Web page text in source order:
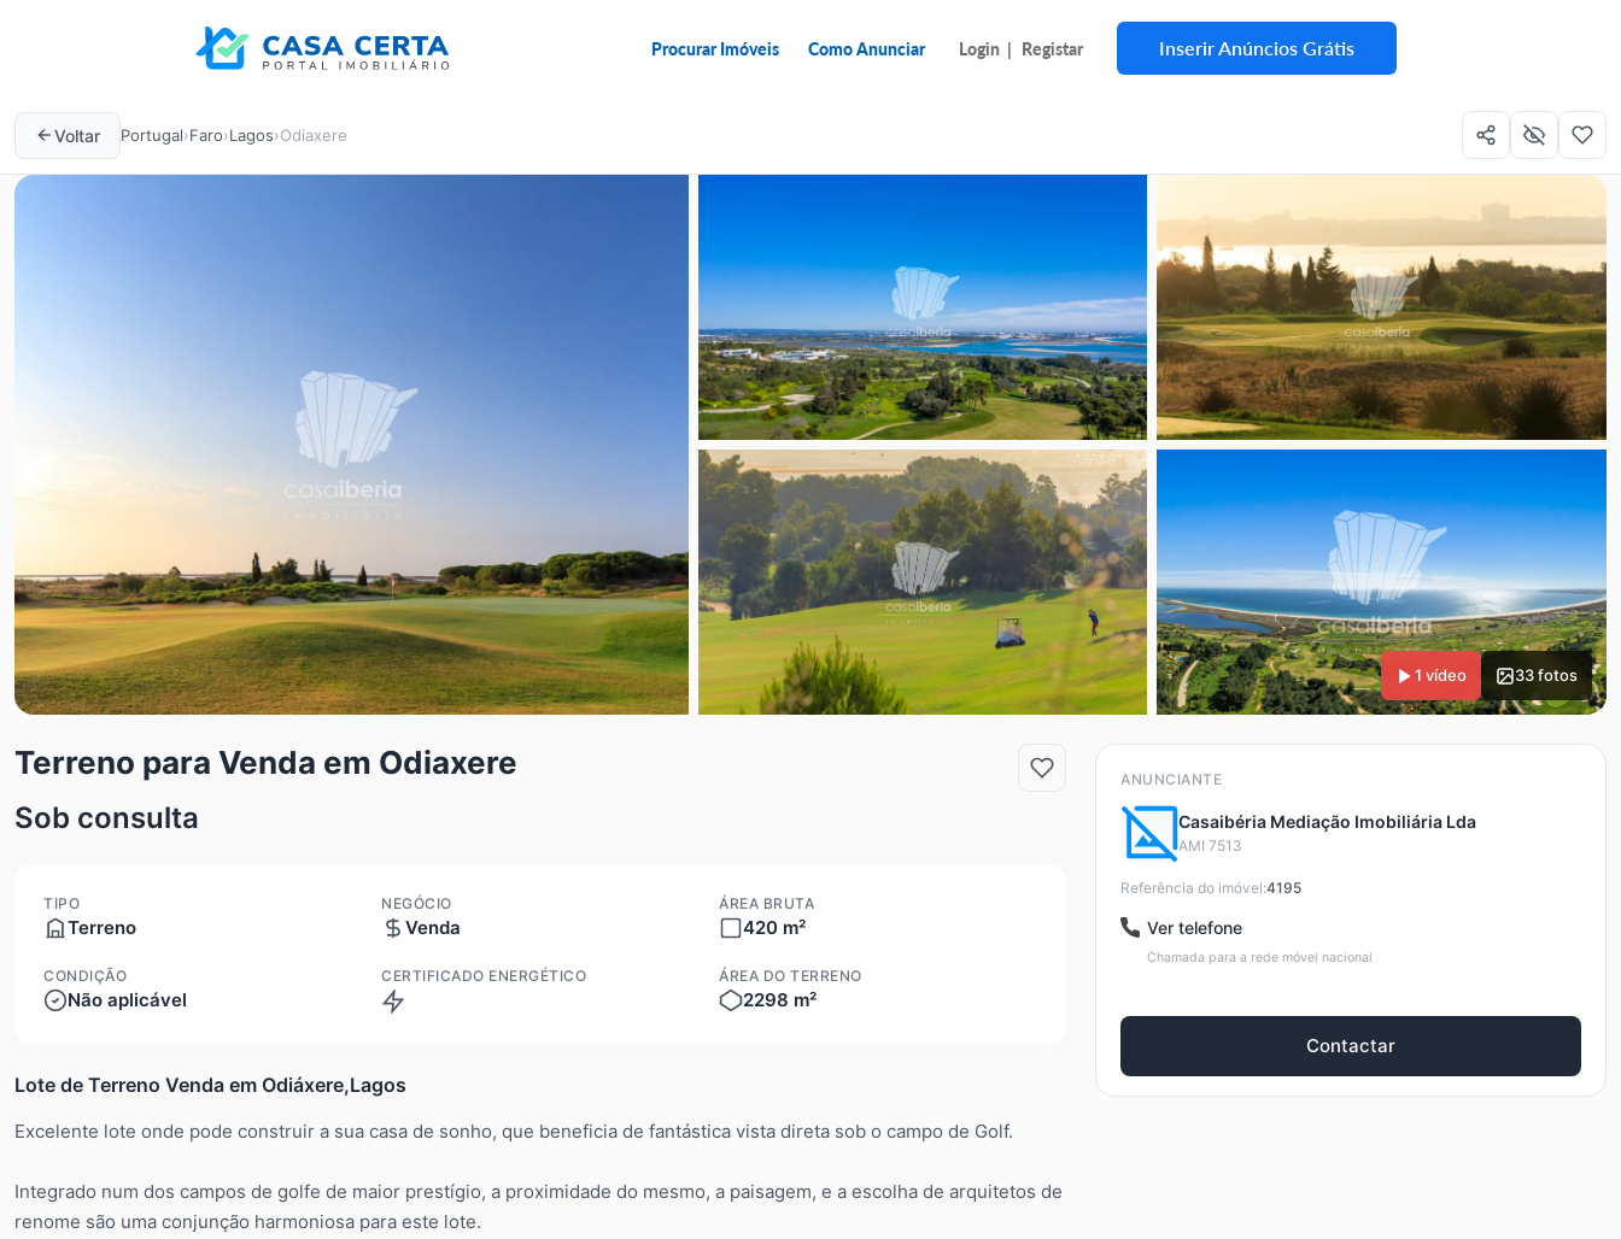
Procurar Imóveis Como Anunciar Login | Registar Inserir Anúncios Grátis
Voltar Portugal›Faro›Lagos›Odiaxere
1 vídeo 33 fotos
Terreno para Venda em Odiaxere
Sob consulta
TIPO
Terreno
NEGÓCIO
Venda
ÁREA BRUTA
420 m²
CONDIÇÃO
Não aplicável
CERTIFICADO ENERGÉTICO ÁREA DO TERRENO
2298 m²
Lote de Terreno Venda em Odiáxere,Lagos
Excelente lote onde pode construir a sua casa de sonho, que beneficia de fantástica vista direta sob o campo de Golf.
Integrado num dos campos de golfe de maior prestígio, a proximidade do mesmo, a paisagem, e a escolha de arquitetos de
renome são uma conjunção harmoniosa para este lote.
ANUNCIANTE
Casaibéria Mediação Imobiliária Lda
AMI 7513
Referência do imóvel:4195
Ver telefone
Chamada para a rede móvel nacional
Contactar